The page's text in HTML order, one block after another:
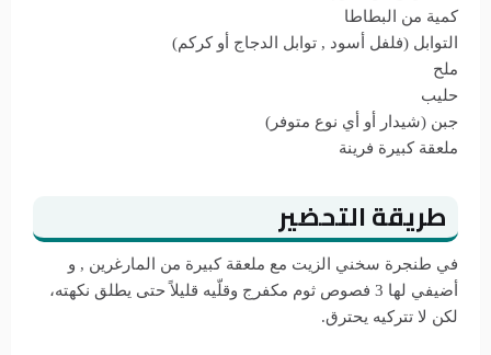
كمية من البطاطا
التوابل (فلفل أسود , توابل الدجاج أو كركم)
ملح
حليب
جبن (شيدار أو أي نوع متوفر)
ملعقة كبيرة فرينة
طريقة التحضير
في طنجرة سخني الزيت مع ملعقة كبيرة من المارغرين , و
أضيفي لها 3 فصوص ثوم مكفرج وقلّيه قليلاً حتى يطلق نكهته،
لكن لا تتركيه يحترق.